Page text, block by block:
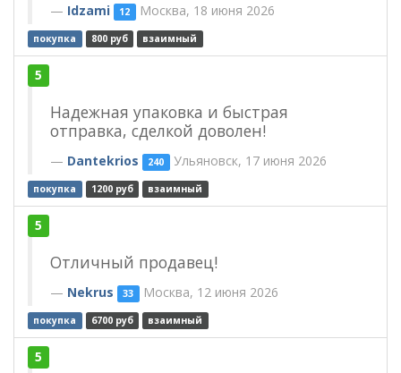
Idzami 12 Москва, 18 июня 2026
покупка 800 руб взаимный
5
Надежная упаковка и быстрая
отправка, сделкой доволен!
Dantekrios 240 Ульяновск, 17 июня 2026
покупка 1200 руб взаимный
5
Отличный продавец!
Nekrus 33 Москва, 12 июня 2026
покупка 6700 руб взаимный
5